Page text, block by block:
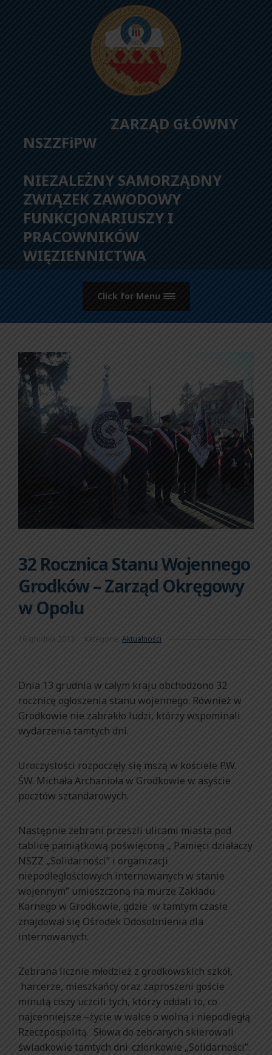
ZARZĄD GŁÓWNY
NSZZFiPW
NIEZALEŻNY SAMORZĄDNY
ZWIĄZEK ZAWODOWY
FUNKCJONARIUSZY I
PRACOWNIKÓW
WIĘZIENNICTWA
Click for Menu
32 Rocznica Stanu Wojennego
Grodków – Zarząd Okręgowy
w Opolu
16 grudnia 2013 Kategorie: Aktualności
Dnia 13 grudnia w całym kraju obchodzono 32
rocznicę ogłoszenia stanu wojennego. Również w
Grodkowie nie zabrakło ludzi, którzy wspominali
wydarzenia tamtych dni.
Uroczystości rozpoczęły się mszą w kościele P.W.
ŚW. Michała Archanioła w Grodkowie w asyście
pocztów sztandarowych.
Następnie zebrani przeszli ulicami miasta pod
tablicę pamiątkową poświęconą „ Pamięci działaczy
NSZZ „Solidarności” i organizacji
niepodległościowych internowanych w stanie
wojennym” umieszczoną na murze Zakładu
Karnego w Grodkowie, gdzie w tamtym czasie
znajdował się Ośrodek Odosobnienia dla
internowanych.
Zebrana licznie młodzież z grodkowskich szkół,
harcerze, mieszkańcy oraz zaproszeni goście
minutą ciszy uczcili tych, którzy oddali to, co
najcenniejsze –życie w walce o wolną i niepodległą
Rzeczpospolitą. Słowa do zebranych skierowali
świadkowie tamtych dni-członkowie „Solidarności”.